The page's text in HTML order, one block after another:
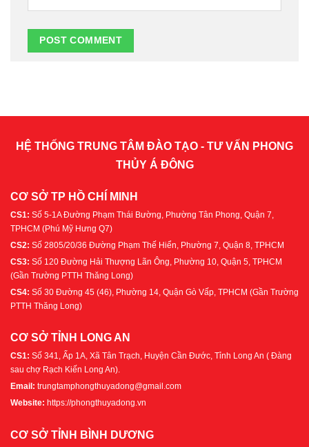
HỆ THỐNG TRUNG TÂM ĐÀO TẠO - TƯ VẤN PHONG
THỦY Á ĐÔNG
CƠ SỞ TP HỒ CHÍ MINH
CS1: Số 5-1A Đường Phạm Thái Bường, Phường Tân Phong, Quận 7,
TPHCM (Phú Mỹ Hưng Q7)
CS2: Số 2805/20/36 Đường Phạm Thế Hiển, Phường 7, Quận 8, TPHCM
CS3: Số 120 Đường Hải Thượng Lãn Ông, Phường 10, Quận 5, TPHCM
(Gần Trường PTTH Thăng Long)
CS4: Số 30 Đường 45 (46), Phường 14, Quận Gò Vấp, TPHCM (Gần Trường
PTTH Thăng Long)
CƠ SỞ TỈNH LONG AN
CS1: Số 341, Ấp 1A, Xã Tân Trạch, Huyện Cần Đước, Tỉnh Long An ( Đàng
sau chợ Rạch Kiến Long An).
Email: trungtamphongthuyadong@gmail.com
Website: https://phongthuyadong.vn
CƠ SỞ TỈNH BÌNH DƯƠNG